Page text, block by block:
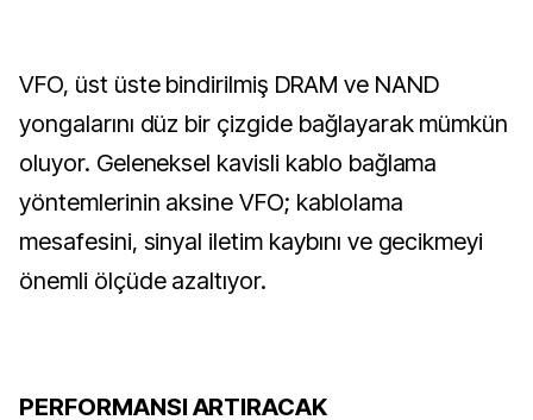
VFO, üst üste bindirilmiş DRAM ve NAND
yongalarını düz bir çizgide bağlayarak mümkün
oluyor. Geleneksel kavisli kablo bağlama
yöntemlerinin aksine VFO; kablolama
mesafesini, sinyal iletim kaybını ve gecikmeyi
önemli ölçüde azaltıyor.
PERFORMANSI ARTIRACAK